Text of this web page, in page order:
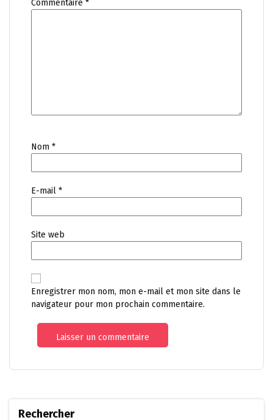
Commentaire *
Nom *
E-mail *
Site web
Enregistrer mon nom, mon e-mail et mon site dans le
navigateur pour mon prochain commentaire.
Rechercher